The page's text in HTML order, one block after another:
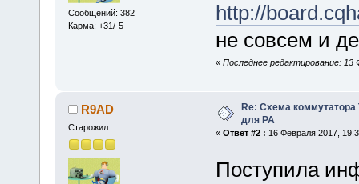
Сообщений: 382
Карма: +31/-5
http://
не совсем и
« Последнее редактирование: 13
R9AD
Старожил
Re: Схема коммутатора
для РА
« Ответ #2 : 16 Февраля 2017,
Поступила